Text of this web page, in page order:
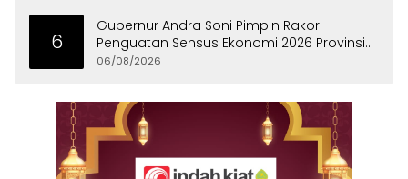
6
Gubernur Andra Soni Pimpin Rakor
Penguatan Sensus Ekonomi 2026 Provinsi
Banten
06/08/2026